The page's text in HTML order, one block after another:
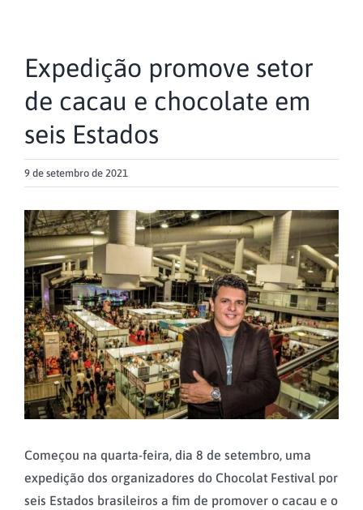
Expedição promove setor
de cacau e chocolate em
seis Estados
9 de setembro de 2021
View
Larger
Image
Começou na quarta-feira, dia 8 de setembro, uma
expedição dos organizadores do Chocolat Festival por
seis Estados brasileiros a fim de promover o cacau e o